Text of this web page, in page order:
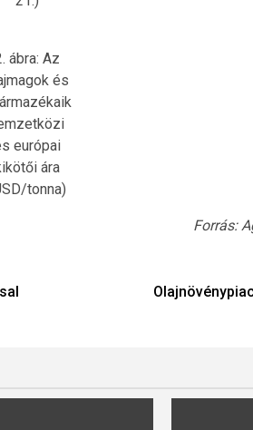
ábra: Az
és
európai
ára
tonna)
Forrás: